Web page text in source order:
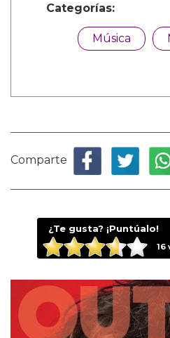
Categorías:
Música
Comparte
¿Te gusta? ¡Puntúalo!
16